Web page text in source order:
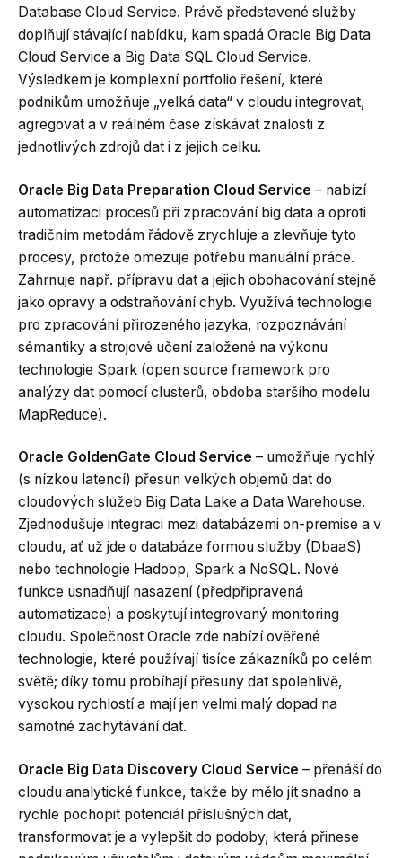
Database Cloud Service. Právě představené služby
doplňují stávající nabídku, kam spadá Oracle Big Data
Cloud Service a Big Data SQL Cloud Service.
Výsledkem je komplexní portfolio řešení, které
podnikům umožňuje „velká data“ v cloudu integrovat,
agregovat a v reálném čase získávat znalosti z
jednotlivých zdrojů dat i z jejich celku.
Oracle Big Data Preparation Cloud Service – nabízí
automatizaci procesů při zpracování big data a oproti
tradičním metodám řádově zrychluje a zlevňuje tyto
procesy, protože omezuje potřebu manuální práce.
Zahrnuje např. přípravu dat a jejich obohacování stejně
jako opravy a odstraňování chyb. Využívá technologie
pro zpracování přirozeného jazyka, rozpoznávání
sémantiky a strojové učení založené na výkonu
technologie Spark (open source framework pro
analýzy dat pomocí clusterů, obdoba staršího modelu
MapReduce).
Oracle GoldenGate Cloud Service – umožňuje rychlý
(s nízkou latencí) přesun velkých objemů dat do
cloudových služeb Big Data Lake a Data Warehouse.
Zjednodušuje integraci mezi databázemi on-premise a v
cloudu, ať už jde o databáze formou služby (DbaaS)
nebo technologie Hadoop, Spark a NoSQL. Nové
funkce usnadňují nasazení (předpřipravená
automatizace) a poskytují integrovaný monitoring
cloudu. Společnost Oracle zde nabízí ověřené
technologie, které používají tisíce zákazníků po celém
světě; díky tomu probíhají přesuny dat spolehlivě,
vysokou rychlostí a mají jen velmi malý dopad na
samotné zachytávání dat.
Oracle Big Data Discovery Cloud Service – přenáší do
cloudu analytické funkce, takže by mělo jít snadno a
rychle pochopit potenciál příslušných dat,
transformovat je a vylepšit do podoby, která přinese